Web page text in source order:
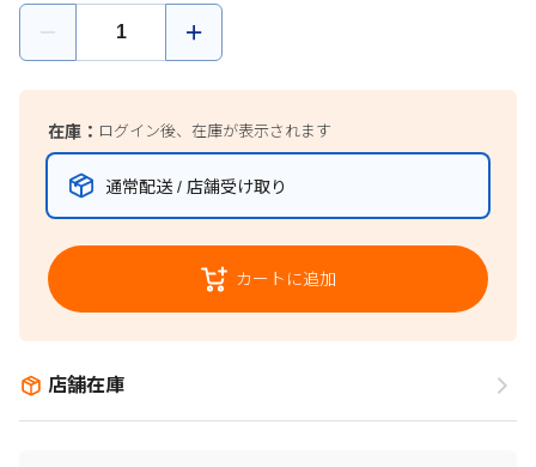
在庫： ログイン後、在庫が表示されます
通常配送 / 店舗受け取り
カートに追加
店舗在庫